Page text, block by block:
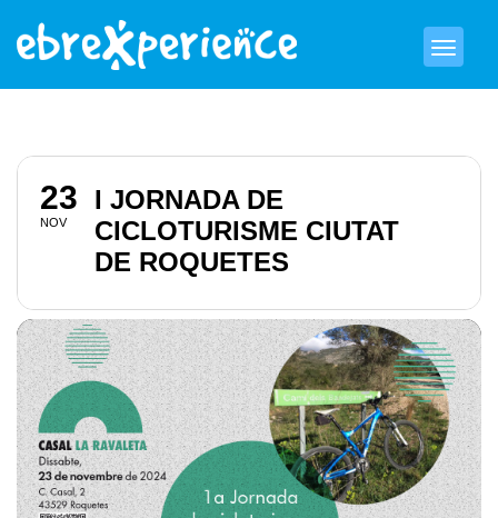
23
NOV
I JORNADA DE
CICLOTURISME CIUTAT
DE ROQUETES